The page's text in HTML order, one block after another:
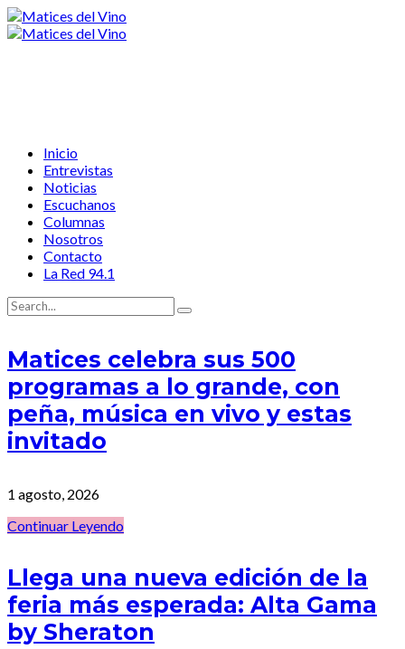
Inicio
Entrevistas
Noticias
Escuchanos
Columnas
Nosotros
Contacto
La Red 94.1
Matices celebra sus 500
programas a lo grande, con
peña, música en vivo y estas
invitado
1 agosto, 2026
Continuar Leyendo
Llega una nueva edición de la
feria más esperada: Alta Gama
by Sheraton